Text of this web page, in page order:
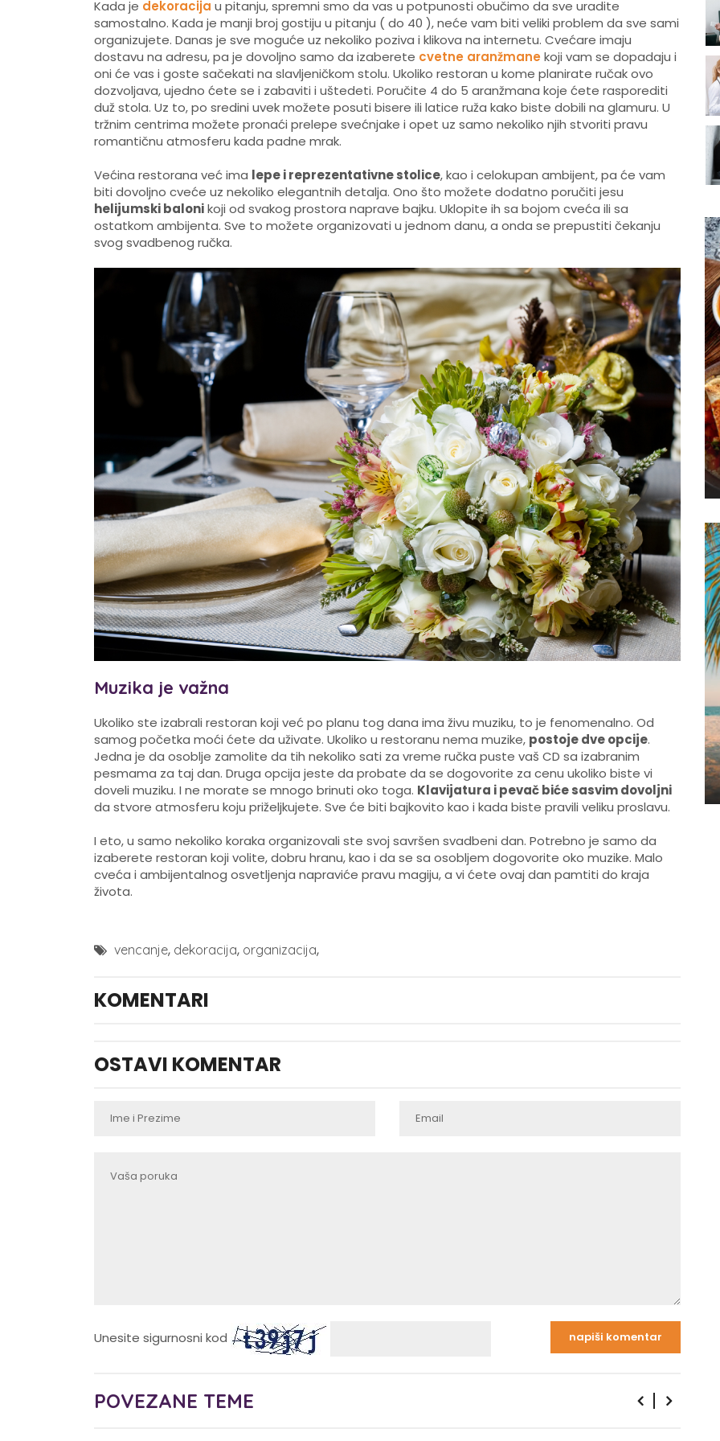
Kada je dekoracija u pitanju, spremni smo da vas u potpunosti obučimo da sve uradite
samostalno. Kada je manji broj gostiju u pitanju ( do 40 ), neće vam biti veliki problem da sve sami
organizujete. Danas je sve moguće uz nekoliko poziva i klikova na internetu. Cvećare imaju
dostavu na adresu, pa je dovoljno samo da izaberete cvetne aranžmanekoji vam se dopadaju i
oni će vas i goste sačekati na slavljeničkom stolu. Ukoliko restoran u kome planirate ručak ovo
dozvoljava, ujedno ćete se i zabaviti i uštedeti. Poručite 4 do 5 aranžmana koje ćete rasporediti
duž stola. Uz to, po sredini uvek možete posuti bisere ili latice ruža kako biste dobili na glamuru. U
tržnim centrima možete pronaći prelepe svećnjake i opet uz samo nekoliko njih stvoriti pravu
romantičnu atmosferu kada padne mrak.
Većina restorana već ima lepe i reprezentativne stolice, kao i celokupan ambijent, pa će vam
biti dovoljno cveće uz nekoliko elegantnih detalja. Ono što možete dodatno poručiti jesu
helijumski balonikoji od svakog prostora naprave bajku. Uklopite ih sa bojom cveća ili sa
ostatkom ambijenta. Sve to možete organizovati u jednom danu, a onda se prepustiti čekanju
svog svadbenog ručka.
Muzika je važna
Ukoliko ste izabrali restoran koji već po planu tog dana ima živu muziku, to je fenomenalno. Od
samog početka moći ćete da uživate. Ukoliko u restoranu nema muzike, postoje dve opcije.
Jedna je da osoblje zamolite da tih nekoliko sati za vreme ručka puste vaš CD sa izabranim
pesmama za taj dan. Druga opcija jeste da probate da se dogovorite za cenu ukoliko biste vi
doveli muziku. I ne morate se mnogo brinuti oko toga. Klavijatura i pevač biće sasvim dovoljni
da stvore atmosferu koju priželjkujete. Sve će biti bajkovito kao i kada biste pravili veliku proslavu.
I eto, u samo nekoliko koraka organizovali ste svoj savršen svadbeni dan. Potrebno je samo da
izaberete restoran koji volite, dobru hranu, kao i da se sa osobljem dogovorite oko muzike. Malo
cveća i ambijentalnog osvetljenja napraviće pravu magiju, a vi ćete ovaj dan pamtiti do kraja
života.
vencanje, dekoracija, organizacija,
KOMENTARI
OSTAVI KOMENTAR
Unesite sigurnosni kod
POVEZANE TEME